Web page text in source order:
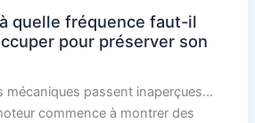
quelle fréquence faut-il
pour préserver son
mécaniques passent inaperçues…
commence à montrer des